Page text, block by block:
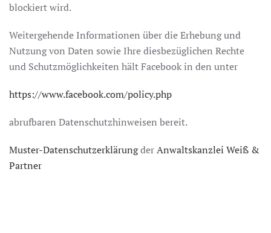
blockiert wird.
Weitergehende Informationen über die Erhebung und
Nutzung von Daten sowie Ihre diesbezüglichen Rechte
und Schutzmöglichkeiten hält Facebook in den unter
https://www.facebook.com/policy.php
abrufbaren Datenschutzhinweisen bereit.
Muster-DatenschutzerklärungderAnwaltskanzlei Weiß &
Partner